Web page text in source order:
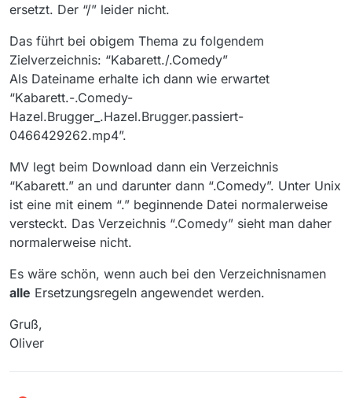
ersetzt. Der “/” leider nicht.
Das führt bei obigem Thema zu folgendem
Zielverzeichnis: “Kabarett./.Comedy”
Als Dateiname erhalte ich dann wie erwartet
“Kabarett.-.Comedy-
Hazel.Brugger_.Hazel.Brugger.passiert-
0466429262.mp4”.
MV legt beim Download dann ein Verzeichnis
“Kabarett.” an und darunter dann “.Comedy”. Unter Unix
ist eine mit einem “.” beginnende Datei normalerweise
versteckt. Das Verzeichnis “.Comedy” sieht man daher
normalerweise nicht.
Es wäre schön, wenn auch bei den Verzeichnisnamen
alle Ersetzungsregeln angewendet werden.
Gruß,
Oliver